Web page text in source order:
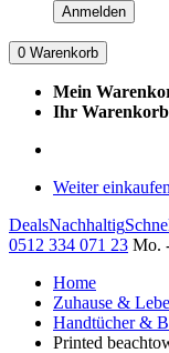
Anmelden
0 Warenkorb
Mein
Ihr
Weiter einkaufen
DealsNachhaltig
0512 334 071 23 Mo.
Home
Zuhause &
Handtücher &
Printed